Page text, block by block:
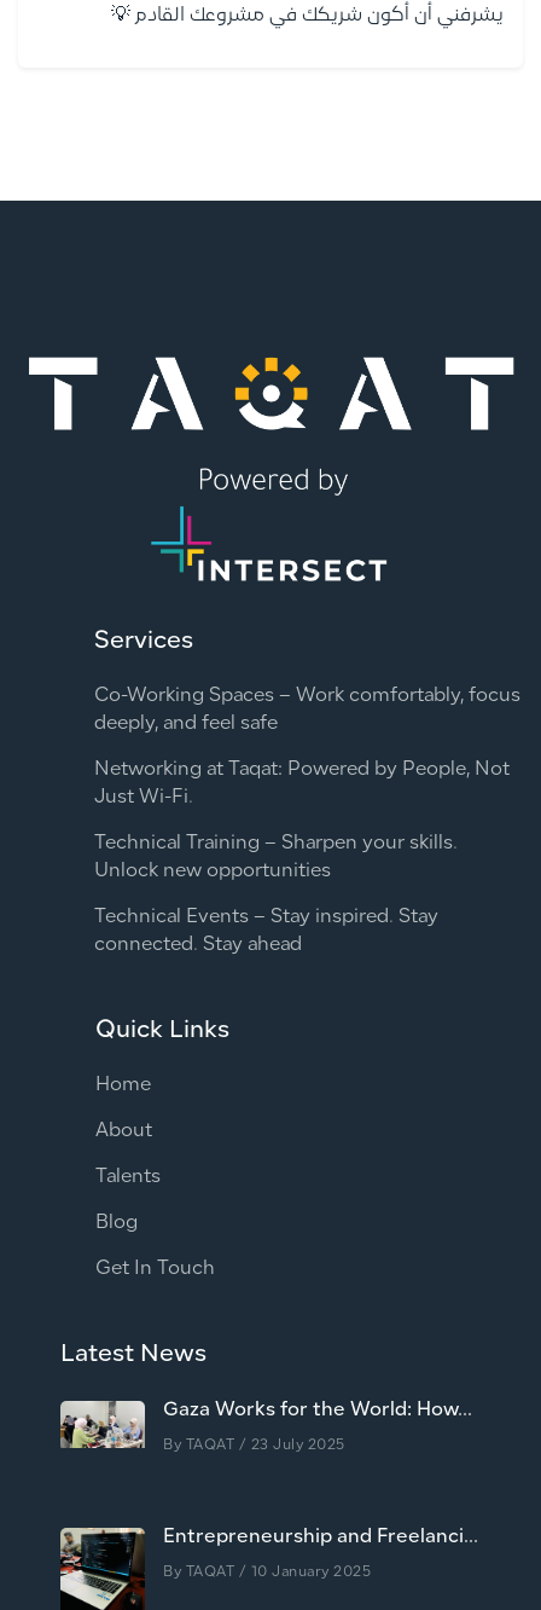
يشرفني أن أكون شريكك في مشروعك القادم 💡
Services
Co-Working Spaces – Work comfortably, focus
deeply, and feel safe
Networking at Taqat: Powered by People, Not
Just Wi-Fi.
Technical Training – Sharpen your skills.
Unlock new opportunities
Technical Events – Stay inspired. Stay
connected. Stay ahead
Quick Links
Home
About
Talents
Blog
Get In Touch
Latest News
Gaza Works for the World: How...
By TAQAT / 23 July 2025
Entrepreneurship and Freelanci...
By TAQAT / 10 January 2025